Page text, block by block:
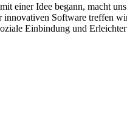
einer Idee begann, macht
Software treffen
Einbindung und